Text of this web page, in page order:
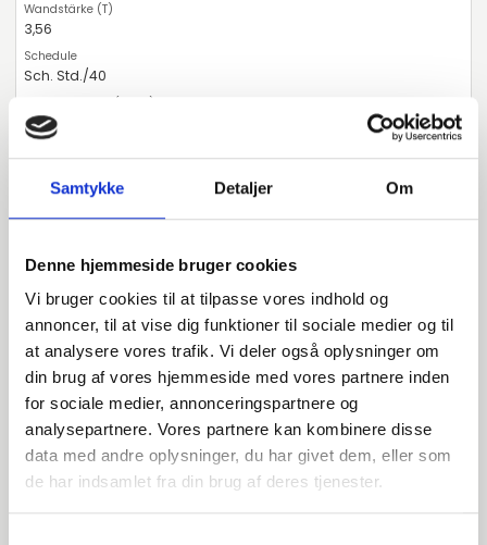
Samtykke Detaljer Om
Denne hjemmeside bruger cookies
Vi bruger cookies til at tilpasse vores indhold og
annoncer, til at vise dig funktioner til sociale medier og til
at analysere vores trafik. Vi deler også oplysninger om
din brug af vores hjemmeside med vores partnere inden
for sociale medier, annonceringspartnere og
analysepartnere. Vores partnere kan kombinere disse
data med andre oplysninger, du har givet dem, eller som
de har indsamlet fra din brug af deres tjenester.
3,56
Sch. Std./40
1 1/4"
Stück verfügbar
015020043
A-234 WPB
1 1/2"
48,3
23,1